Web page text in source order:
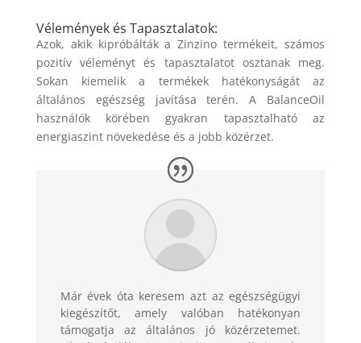
Vélemények és Tapasztalatok:
Azok, akik kipróbálták a Zinzino termékeit, számos
pozitív véleményt és tapasztalatot osztanak meg.
Sokan kiemelik a termékek hatékonyságát az
általános egészség javítása terén. A BalanceOil
használók körében gyakran tapasztalható az
energiaszint növekedése és a jobb közérzet.
Már évek óta keresem azt az egészségügyi
kiegészítőt, amely valóban hatékonyan
támogatja az általános jó közérzetemet.